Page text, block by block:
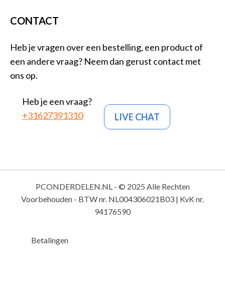
CONTACT
Heb je vragen over een bestelling, een product of
een andere vraag? Neem dan gerust contact met
ons op.
Heb je een vraag?
+31627391310
LIVE CHAT
PCONDERDELEN.NL - © 2025 Alle Rechten
Voorbehouden - BTW nr. NL004306021B03 | KvK nr.
94176590
Betalingen